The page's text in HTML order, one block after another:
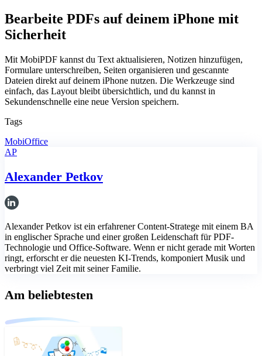
Bearbeite PDFs auf deinem iPhone mit
Sicherheit
Mit MobiPDF kannst du Text aktualisieren, Notizen hinzufügen,
Formulare unterschreiben, Seiten organisieren und gescannte
Dateien direkt auf deinem iPhone nutzen. Die Werkzeuge sind
einfach, das Layout bleibt übersichtlich, und du kannst in
Sekundenschnelle eine neue Version speichern.
Tags
MobiOffice
AP
Alexander Petkov
Alexander Petkov ist ein erfahrener Content-Stratege mit einem BA
in englischer Sprache und einer großen Leidenschaft für PDF-
Technologie und Office-Software. Wenn er nicht gerade mit Worten
ringt, erforscht er die neuesten KI-Trends, komponiert Musik und
verbringt viel Zeit mit seiner Familie.
Am beliebtesten